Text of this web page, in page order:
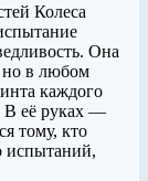
Колеса
Она
в любом
каждого
В её руках —
тому, кто
испытаний,